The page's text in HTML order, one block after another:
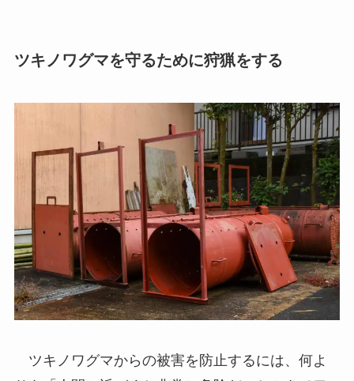
ツキノワグマを守るために狩猟をする
ツキノワグマからの被害を防止するには、何よ